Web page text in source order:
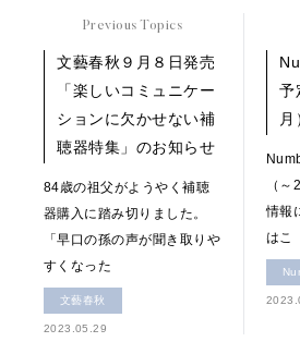
Previous Topics
文藝春秋９月８日発売
「楽しいコミュニケー
ションに欠かせない補
聴器特集」のお知らせ
84歳の祖父がようやく補聴
器購入に踏み切りました。
「早口の孫の声が聞き取りや
すくなった
文藝春秋
2023.05.29
予
（
情報
はこ